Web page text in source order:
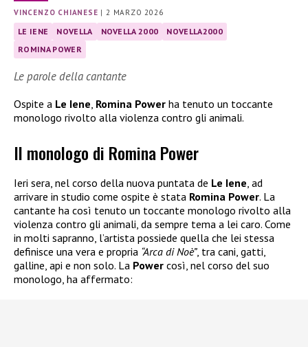
VINCENZO CHIANESE | 2 MARZO 2026
LE IENE NOVELLA NOVELLA 2000
NOVELLA2000
ROMINA POWER
Le parole della cantante
Ospite a Le Iene, Romina Power ha tenuto un toccante
monologo rivolto alla violenza contro gli animali.
Il monologo di Romina Power
Ieri sera, nel corso della nuova puntata de Le Iene , ad
arrivare in studio come ospite è stata Romina Power. La
cantante ha così tenuto un toccante monologo rivolto alla
violenza contro gli animali, da sempre tema a lei caro. Come
in molti sapranno, l’artista possiede quella che lei stessa
definisce una vera e propria “Arca di Noè”, tra cani, gatti,
galline, api e non solo. La Power così, nel corso del suo
monologo, ha affermato: